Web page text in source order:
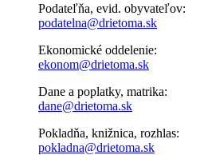
Podateľňa, evid. obyvateľov:
podatelna@drietoma.sk
Ekonomické oddelenie:
ekonom@drietoma.sk
Dane a poplatky, matrika:
dane@drietoma.sk
Pokladňa, knižnica, rozhlas:
pokladna@drietoma.sk